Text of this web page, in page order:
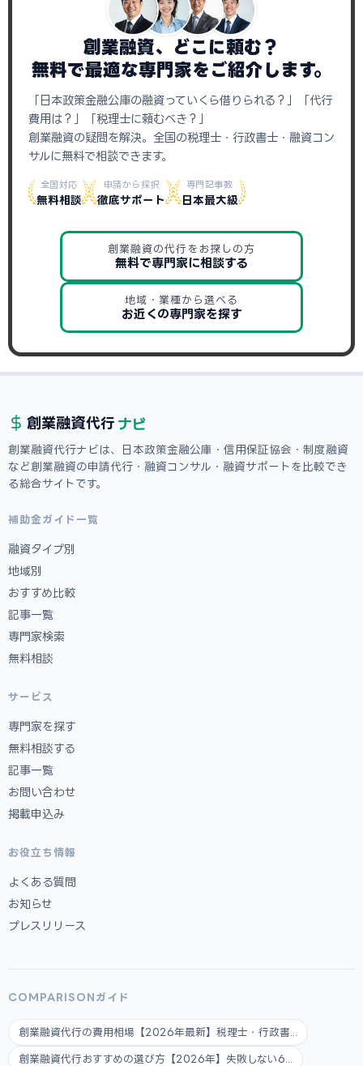
創業融資、どこに頼む？
無料で最適な専門家をご紹介します。
「日本政策金融公庫の融資っていくら借りられる？」「代行
費用は？」「税理士に頼むべき？」
創業融資の疑問を解決。全国の税理士・行政書士・融資コン
サルに無料で相談できます。
全国対応
無料相談
申請から採択
徹底サポート
専門記事数
日本最大級
創業融資の代行をお探しの方
無料で専門家に相談する
地域・業種から選べる
お近くの専門家を探す
創業融資代行 ナビ
創業融資代行ナビは、日本政策金融公庫・信用保証協会・制度融資
など創業融資の申請代行・融資コンサル・融資サポートを比較でき
る総合サイトです。
補助金ガイド一覧
融資タイプ別
地域別
おすすめ比較
記事一覧
専門家検索
無料相談
サービス
専門家を探す
無料相談する
記事一覧
お問い合わせ
掲載申込み
お役立ち情報
よくある質問
お知らせ
プレスリリース
COMPARISONガイド
創業融資代行の費用相場【2026年最新】税理士・行政書...
創業融資代行おすすめの選び方【2026年】失敗しない6...